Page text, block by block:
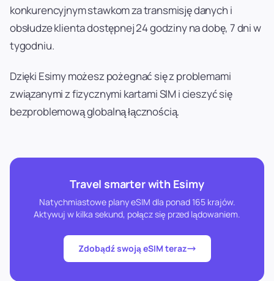
konkurencyjnym stawkom za transmisję danych i
obsłudze klienta dostępnej 24 godziny na dobę, 7 dni w
tygodniu.
Dzięki Esimy możesz pożegnać się z problemami
związanymi z fizycznymi kartami SIM i cieszyć się
bezproblemową globalną łącznością.
Travel smarter with Esimy
Natychmiastowe plany eSIM dla ponad 165 krajów.
Aktywuj w kilka sekund, połącz się przed lądowaniem.
Zdobądź swoją eSIM teraz